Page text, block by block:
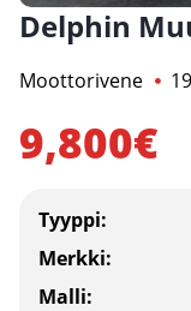
Delphin
Moottorivene
9,800€
Tyyppi:
Merkki:
Malli: